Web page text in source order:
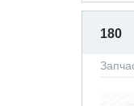
180